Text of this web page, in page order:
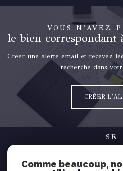
VOUS N'AVEZ
le bien correspondant
Créer une alerte email et recevez
recherche dans
CRÉER
SE
espace
Comme beaucoup,